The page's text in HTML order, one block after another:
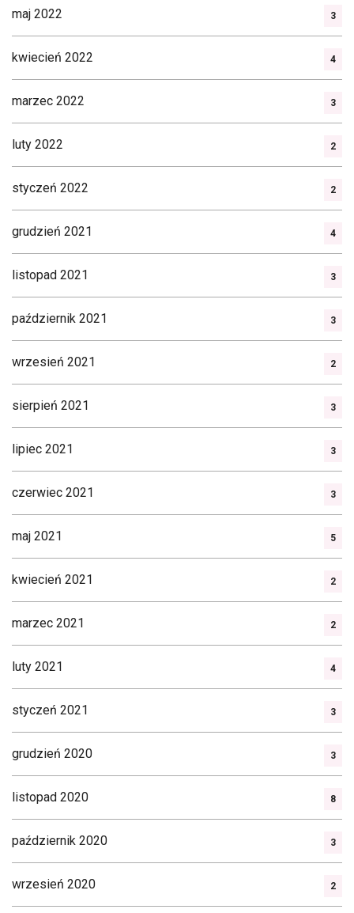
maj 2022 3
kwiecień 2022 4
marzec 2022 3
luty 2022 2
styczeń 2022 2
grudzień 2021 4
listopad 2021 3
październik 2021 3
wrzesień 2021 2
sierpień 2021 3
lipiec 2021 3
czerwiec 2021 3
maj 2021 5
kwiecień 2021 2
marzec 2021 2
luty 2021 4
styczeń 2021 3
grudzień 2020 3
listopad 2020 8
październik 2020 3
wrzesień 2020 2